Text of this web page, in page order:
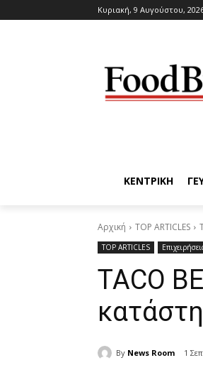
Κυριακή, 9 Αυγούστου,
ΚΕΝΤΡΙΚΗ
Αρχική TOP ARTICLES
TOP ARTICLES
TACO
By News Room 1